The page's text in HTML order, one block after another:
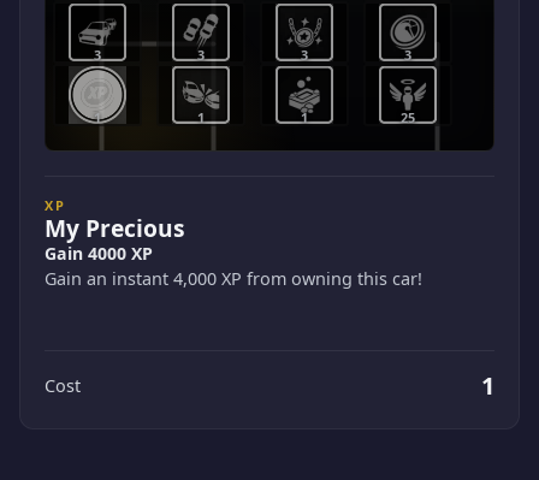
1 1 1 25
3 3 3 3
XP
My Precious
Gain 4000 XP
Gain an instant 4,000 XP from owning this car!
Cost 1